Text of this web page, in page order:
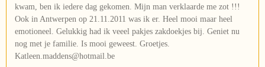
kwam, ben ik iedere dag gekomen. Mijn man verklaarde me zot !!!
Ook in Antwerpen op 21.11.2011 was ik er. Heel mooi maar heel
emotioneel. Gelukkig had ik veeel pakjes zakdoekjes bij. Geniet nu
nog met je familie. Is mooi geweest. Groetjes.
Katleen.maddens@hotmail.be